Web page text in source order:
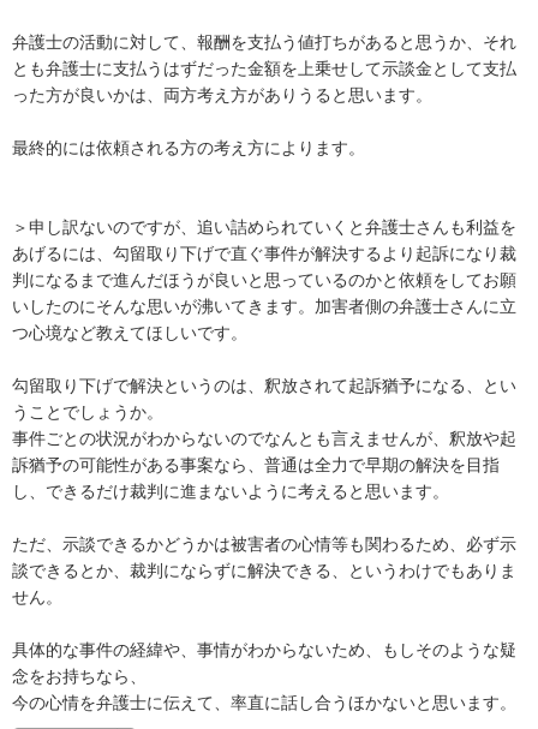
弁護士の活動に対して、報酬を支払う値打ちがあると思うか、それ
とも弁護士に支払うはずだった金額を上乗せして示談金として支払
った方が良いかは、両方考え方がありうると思います。
最終的には依頼される方の考え方によります。
＞申し訳ないのですが、追い詰められていくと弁護士さんも利益を
あげるには、勾留取り下げで直ぐ事件が解決するより起訴になり裁
判になるまで進んだほうが良いと思っているのかと依頼をしてお願
いしたのにそんな思いが沸いてきます。加害者側の弁護士さんに立
つ心境など教えてほしいです。
勾留取り下げで解決というのは、釈放されて起訴猶予になる、とい
うことでしょうか。
事件ごとの状況がわからないのでなんとも言えませんが、釈放や起
訴猶予の可能性がある事案なら、普通は全力で早期の解決を目指
し、できるだけ裁判に進まないように考えると思います。
ただ、示談できるかどうかは被害者の心情等も関わるため、必ず示
談できるとか、裁判にならずに解決できる、というわけでもありま
せん。
具体的な事件の経緯や、事情がわからないため、もしそのような疑
念をお持ちなら、
今の心情を弁護士に伝えて、率直に話し合うほかないと思います。